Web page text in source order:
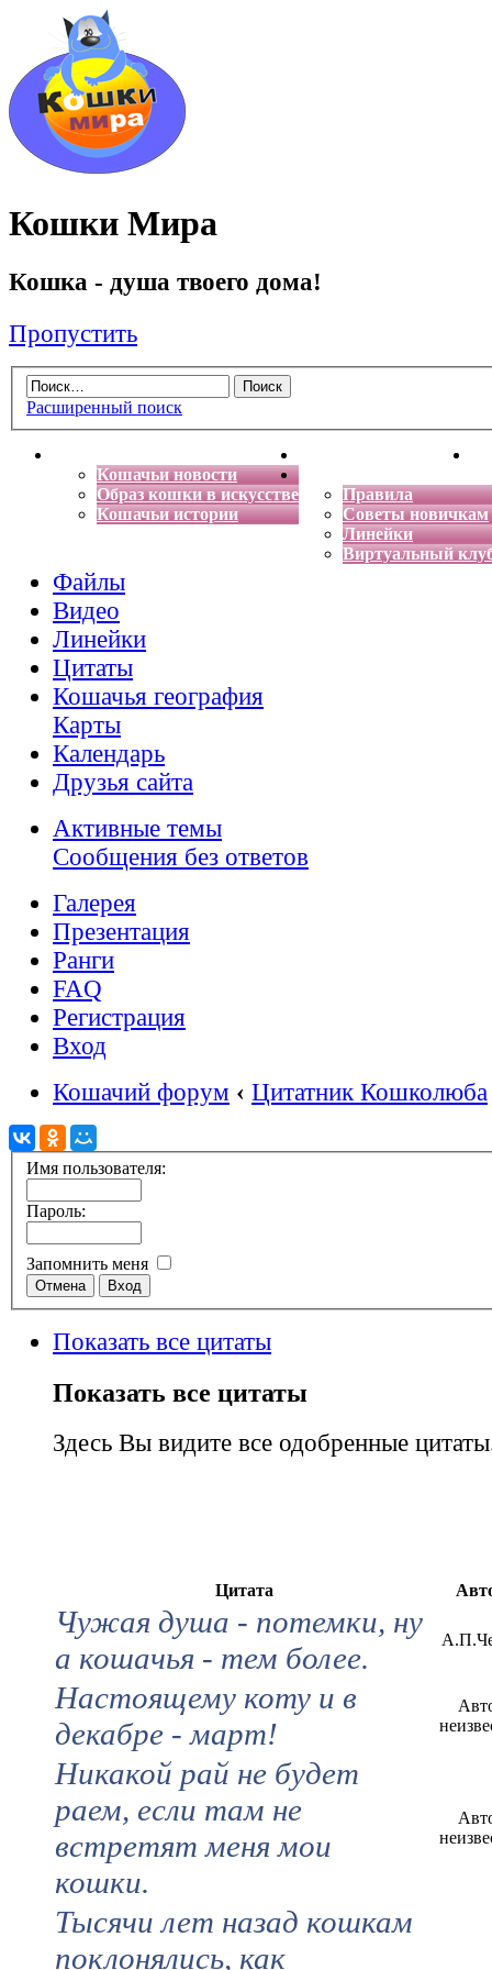
Кошки Мира
Кошка - душа твоего дома!
Пропустить
Расширенный поиск
Кошачьи новости
Образ кошки в искусстве
Кошачьи истории
Энциклопедия кошек
Правила
Советы новичкам
Линейки
Виртуальный
Файлы
Видео
Линейки
Цитаты
Кошачья география
Карты
Календарь
Друзья сайта
Активные темы
Сообщения без ответов
Галерея
Презентация
Ранги
FAQ
Регистрация
Вход
Кошачий форум ‹ Цитатник Кошколюба
Имя пользователя:
Пароль:
Запомнить меня
Показать все цитаты
Показать все цитаты
Здесь Вы видите все одобренные
Цитата
Чужая душа - потемки, ну
а кошачья - тем более.
Настоящему коту и в
декабре - март!
Никакой рай не будет
раем, если там не
встретят меня мои
кошки.
Тысячи лет назад кошкам
поклонялись, как